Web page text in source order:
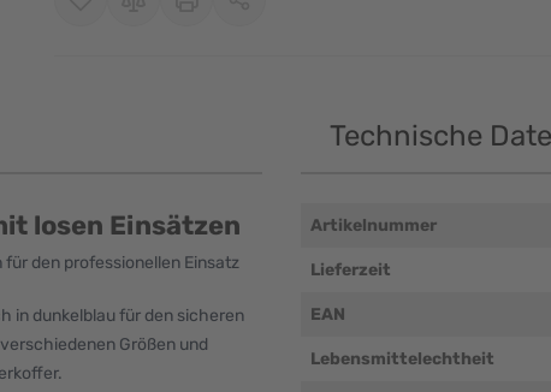
losen Einsätzen
den professionellen Einsatz
in dunkelblau für den sicheren
Größen und
Technische
Artikelnummer
Lieferzeit
EAN
Lebensmittelechtheit